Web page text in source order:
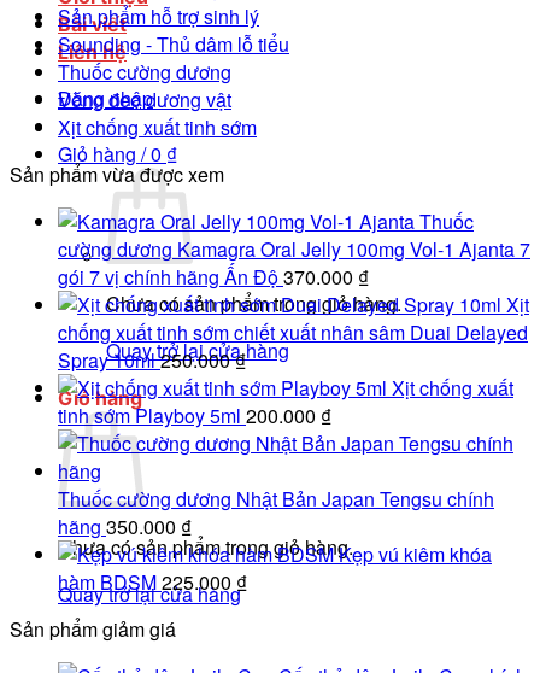
Bài viết
Liên hệ
Đăng nhập
Giỏ hàng /0 ₫
Chưa có sản phẩm trong giỏ hàng.
Quay trở lại cửa hàng
Giỏ hàng
Chưa có sản phẩm trong giỏ hàng.
Quay trở lại cửa hàng
Sản phẩm hỗ trợ sinh lý
Sounding - Thủ dâm lỗ tiểu
Thuốc cường dương
Vòng đeo dương vật
Xịt chống xuất tinh sớm
Sản phẩm vừa được xem
Thuốc
cường dương Kamagra Oral Jelly 100mg Vol-1 Ajanta 7
gói 7 vị chính hãng Ấn Độ370.000 ₫
Xịt
chống xuất tinh sớm chiết xuất nhân sâm Duai Delayed
Spray 10ml250.000₫
Xịt chống xuất
tinh sớm Playboy 5ml 200.000 ₫
Thuốc cường dương Nhật Bản Japan Tengsu chính
hãng 350.000 ₫
Kẹp vú kiêm khóa
hàm BDSM225.000 ₫
Sản phẩm giảm giá